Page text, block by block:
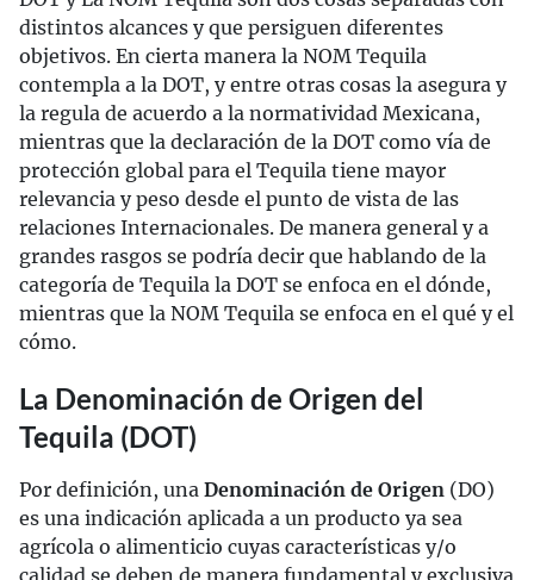
distintos alcances y que persiguen diferentes
objetivos. En cierta manera la NOM Tequila
contempla a la DOT, y entre otras cosas la asegura y
la regula de acuerdo a la normatividad Mexicana,
mientras que la declaración de la DOT como vía de
protección global para el Tequila tiene mayor
relevancia y peso desde el punto de vista de las
relaciones Internacionales. De manera general y a
grandes rasgos se podría decir que hablando de la
categoría de Tequila la DOT se enfoca en el dónde,
mientras que la NOM Tequila se enfoca en el qué y el
cómo.
La Denominación de Origen del
Tequila (DOT)
Por definición, una Denominación de Origen (DO)
es una indicación aplicada a un producto ya sea
agrícola o alimenticio cuyas características y/o
calidad se deben de manera fundamental y exclusiva